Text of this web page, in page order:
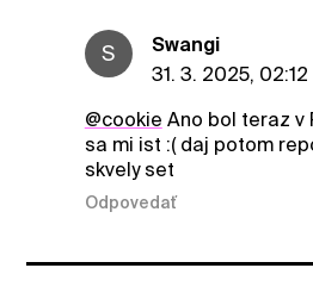
S
Swangi
31. 3. 2025, 02:12
@cookie Ano bol teraz v
sa mi ist :( daj potom
skvely set
Odpovedať